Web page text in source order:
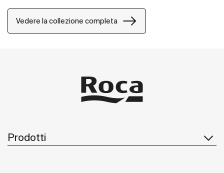
che si adatta a tutte le atmosfere e gli ambienti.
Vedere la collezione completa
Prodotti